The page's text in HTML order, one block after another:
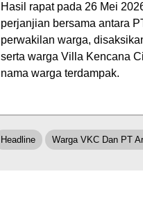
Hasil rapat pada 26 Mei
perjanjian bersama antara
perwakilan warga,
serta warga Villa Kencana
nama warga terdampak.
Headline Warga VKC Dan PT